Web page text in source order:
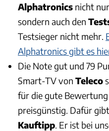
Alphatronics nicht
sondern auch den
Testsieger nicht mehr.
Alphatronics gibt es
Die Note gut und 79
Smart-TV von Teleco
für die gute
preisgünstig. Dafür
Kauftipp. Er ist bei